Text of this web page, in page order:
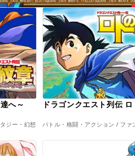
へ～
ジー・幻想
ドラゴンクエスト列伝
バトル・格闘・アクション / ファ